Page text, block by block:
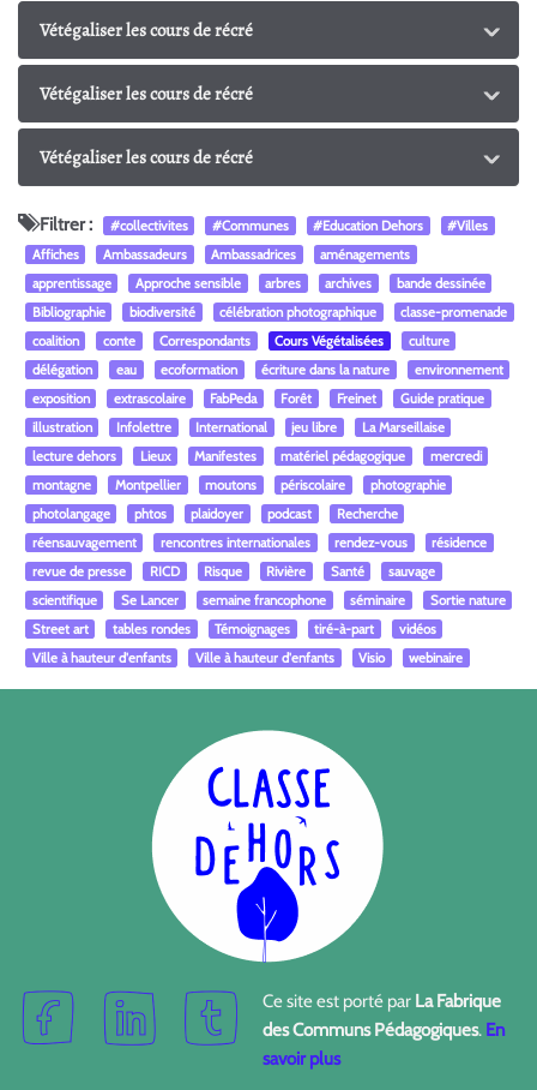
Vétégaliser les cours de récré
Vétégaliser les cours de récré
Vétégaliser les cours de récré
Filtrer : #collectivites #Communes #Education Dehors
#Villes
Affiches
Ambassadeurs Ambassadrices
aménagements
apprentissage
Approche sensible arbres archives
bande dessinée
Bibliographie
biodiversité célébration photographique
classe-promenade
coalition
conte Correspondants Cours Végétalisées
culture
délégation
eau ecoformation écriture dans la nature
environnement
exposition
extrascolaire FabPeda Forêt Freinet
Guide pratique
illustration
Infolettre International jeu libre
La Marseillaise
lecture dehors
Lieux Manifestes matériel pédagogique
mercredi
montagne
Montpellier moutons périscolaire
photographie
photolangage
phtos plaidoyer podcast
Recherche
réensauvagement
rencontres internationales rendez-vous
résidence
revue de presse
RICD Risque Rivière Santé
sauvage
scientifique
Se Lancer semaine francophone séminaire
Sortie nature
Street art
tables rondes Témoignages tiré-à-part
vidéos
Ville à hauteur d'enfants
Ville à hauteur d'enfants Visio webinaire
Ce site est porté par La Fabrique
des Communs Pédagogiques. En
savoir plus